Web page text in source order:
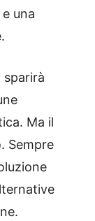
una
Ma il
Sempre